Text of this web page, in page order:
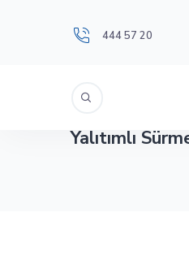
444 57 20
Yalıtımlı